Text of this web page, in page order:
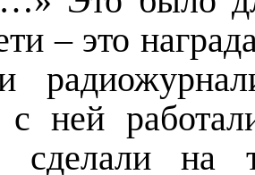
– это
с ней
сделали на